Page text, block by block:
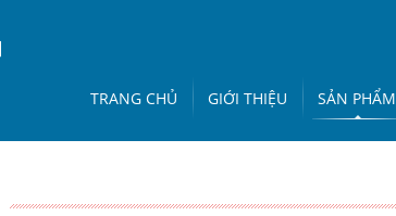
TRANG CHỦ GIỚI THIỆU SẢN PHẨM